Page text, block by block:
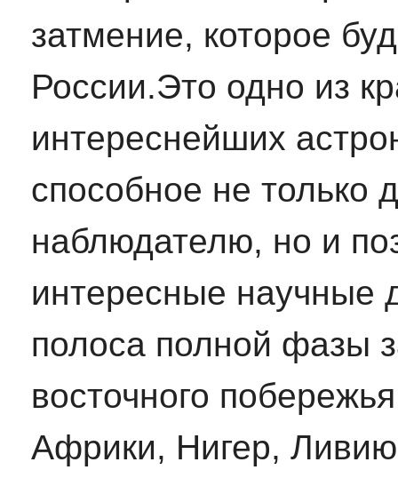
затмение, которое
России.Это одно из
интереснейших
способное не только
наблюдателю, но и
интересные научные
полоса полной фазы
восточного
Африки, Нигер,